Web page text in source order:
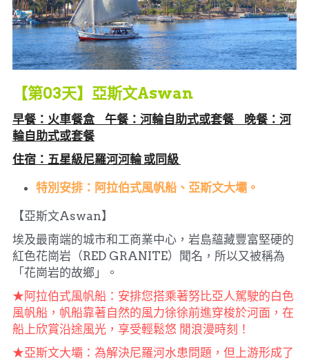
【第03天】亞斯文Aswan
早餐：火車餐盒     午餐：河輪自助式或套餐     晚餐：河
輪自助式或套餐
住宿：五星級尼羅河河輪 或同級
特別安排：阿拉伯式風帆船、亞斯文大壩。
【亞斯文Aswan】
埃及最南端的城市和工商業中心，岩島蘊藏豐富堅硬的
紅色花崗岩（RED GRANITE）聞名，所以又被稱為
「花崗岩的故鄉」。
★阿拉伯式風帆船：安排您搭乘著努比亞人駕駛的白色
風帆船，帆船靠著自然的風力徐徐前進穿梭於河面，在
船上欣賞沿途風光，享受輕鬆悠 閒浪漫時刻！
★亞斯文大壩：為解決尼羅河水患問題，但上游形成了